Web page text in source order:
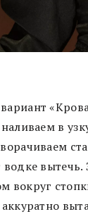
в
водке
вокруг